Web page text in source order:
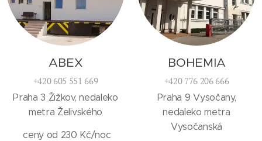
ABEX
+420 605 551 669
Praha 3 Žižkov, nedaleko
metra Želivského
ceny od 230 Kč/noc
BOHEMIA
‭+420 776 206 666‬
Praha 9 Vysočany,
nedaleko metra
Vysočanská